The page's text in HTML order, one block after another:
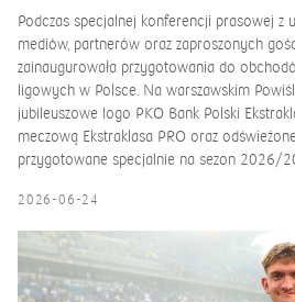
Podczas specjalnej konferencji prasowej z
mediów, partnerów oraz zaproszonych
zainaugurowała przygotowania do
ligowych w Polsce. Na warszawskim
jubileuszowe logo PKO Bank Polski
meczową Ekstraklasa PRO oraz
przygotowane specjalnie na sezon 2026/
2026-06-24